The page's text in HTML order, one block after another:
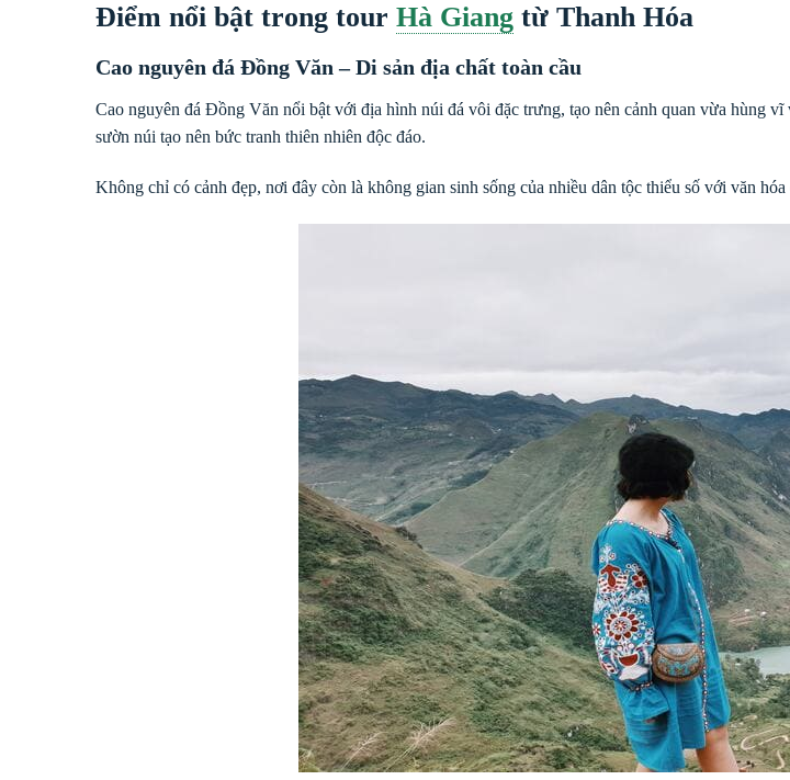
Điểm nổi bật trong tour Hà Giang từ Thanh Hóa
Cao nguyên đá Đồng Văn – Di sản địa chất toàn cầu
Cao nguyên đá Đồng Văn nổi bật với địa hình núi đá vôi đặc trưng, tạo nên cảnh quan vừa hùng
sườn núi tạo nên bức tranh thiên nhiên độc đáo.
Không chỉ có cảnh đẹp, nơi đây còn là không gian sinh sống của nhiều dân tộc thiểu số với văn